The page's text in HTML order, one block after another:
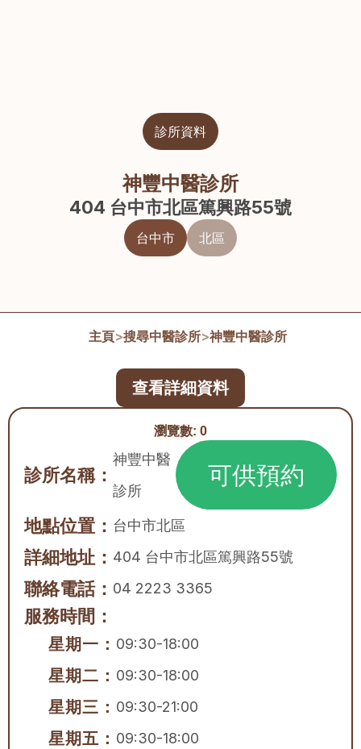
診所資料
神豐中醫診所
404 台中市北區篤興路55號
台中市 北區
主頁>搜尋中醫診所>神豐中醫診所
瀏覽數: 0
診所名稱：
神豐中醫
診所
可供預約
地點位置： 台中市北區
詳細地址： 404 台中市北區篤興路55號
聯絡電話： 04 2223 3365
服務時間：
星期一： 09:30-18:00
星期二： 09:30-18:00
星期三： 09:30-21:00
星期五： 09:30-18:00
查看詳細資料